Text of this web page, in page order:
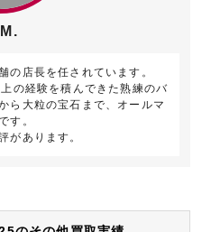
の店長を任されています。
の経験を積んできた熟練のバ
ら大粒の宝石まで、オールマ
す。
があります。